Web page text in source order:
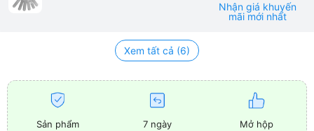
Nhận giá khuyến
mãi mới nhất
Xem tất cả (6)
Sản phẩm
7 ngày
Mở hộp